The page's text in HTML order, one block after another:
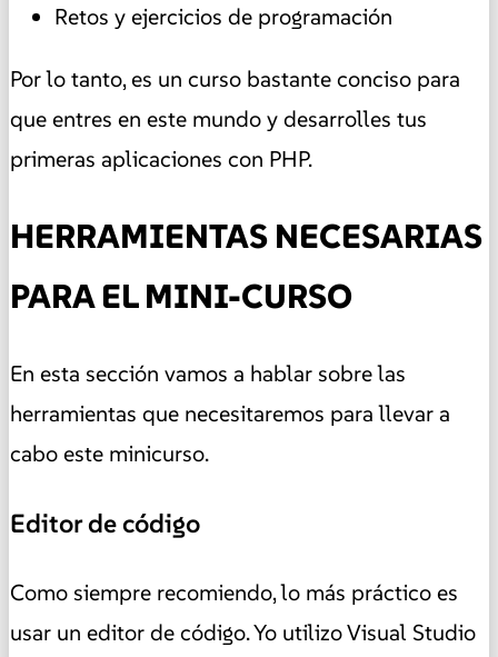
Retos y ejercicios de programación
Por lo tanto, es un curso bastante conciso para
que entres en este mundo y desarrolles tus
primeras aplicaciones con PHP.
HERRAMIENTAS NECESARIAS
PARA EL MINI-CURSO
En esta sección vamos a hablar sobre las
herramientas que necesitaremos para llevar a
cabo este minicurso.
Editor de código
Como siempre recomiendo, lo más práctico es
usar un editor de código. Yo utilizo Visual Studio